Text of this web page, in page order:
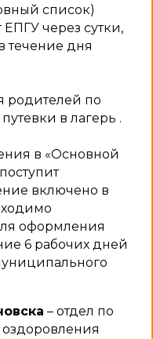
список)
через сутки,
течение дня
родителей по
в лагерь .
в «Основной
включено в
оформления
6 рабочих дней
– отдел по